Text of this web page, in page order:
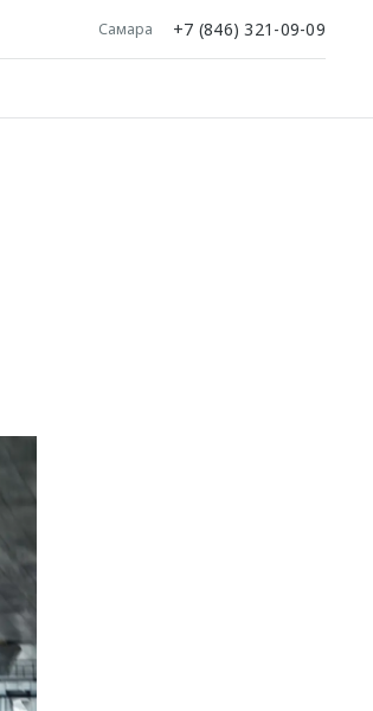
Самара +7 (846) 321-09-09